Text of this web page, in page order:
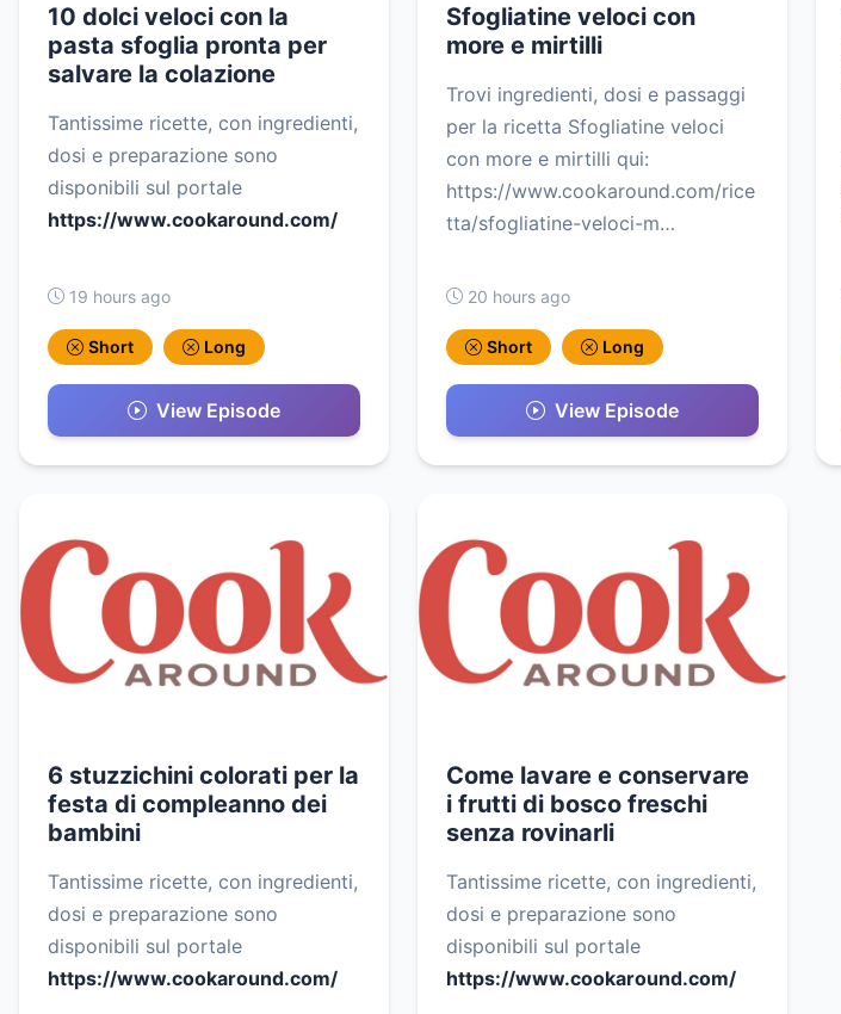
10 dolci veloci con la
pasta sfoglia pronta per
salvare la colazione
Tantissime ricette, con ingredienti,
dosi e preparazione sono
disponibili sul portale
https://www.cookaround.com/
19 hours ago
Short Long
View Episode
Sfogliatine veloci con
more e mirtilli
Trovi ingredienti, dosi e passaggi
per la ricetta Sfogliatine veloci
con more e mirtilli qui:
https://www.cookaround.com/rice
tta/sfogliatine-veloci-m…
20 hours ago
Short Long
View Episode
6 stuzzichini colorati per la
festa di compleanno dei
bambini
Tantissime ricette, con ingredienti,
dosi e preparazione sono
disponibili sul portale
https://www.cookaround.com/
Come lavare e conservare
i frutti di bosco freschi
senza rovinarli
Tantissime ricette, con ingredienti,
dosi e preparazione sono
disponibili sul portale
https://www.cookaround.com/